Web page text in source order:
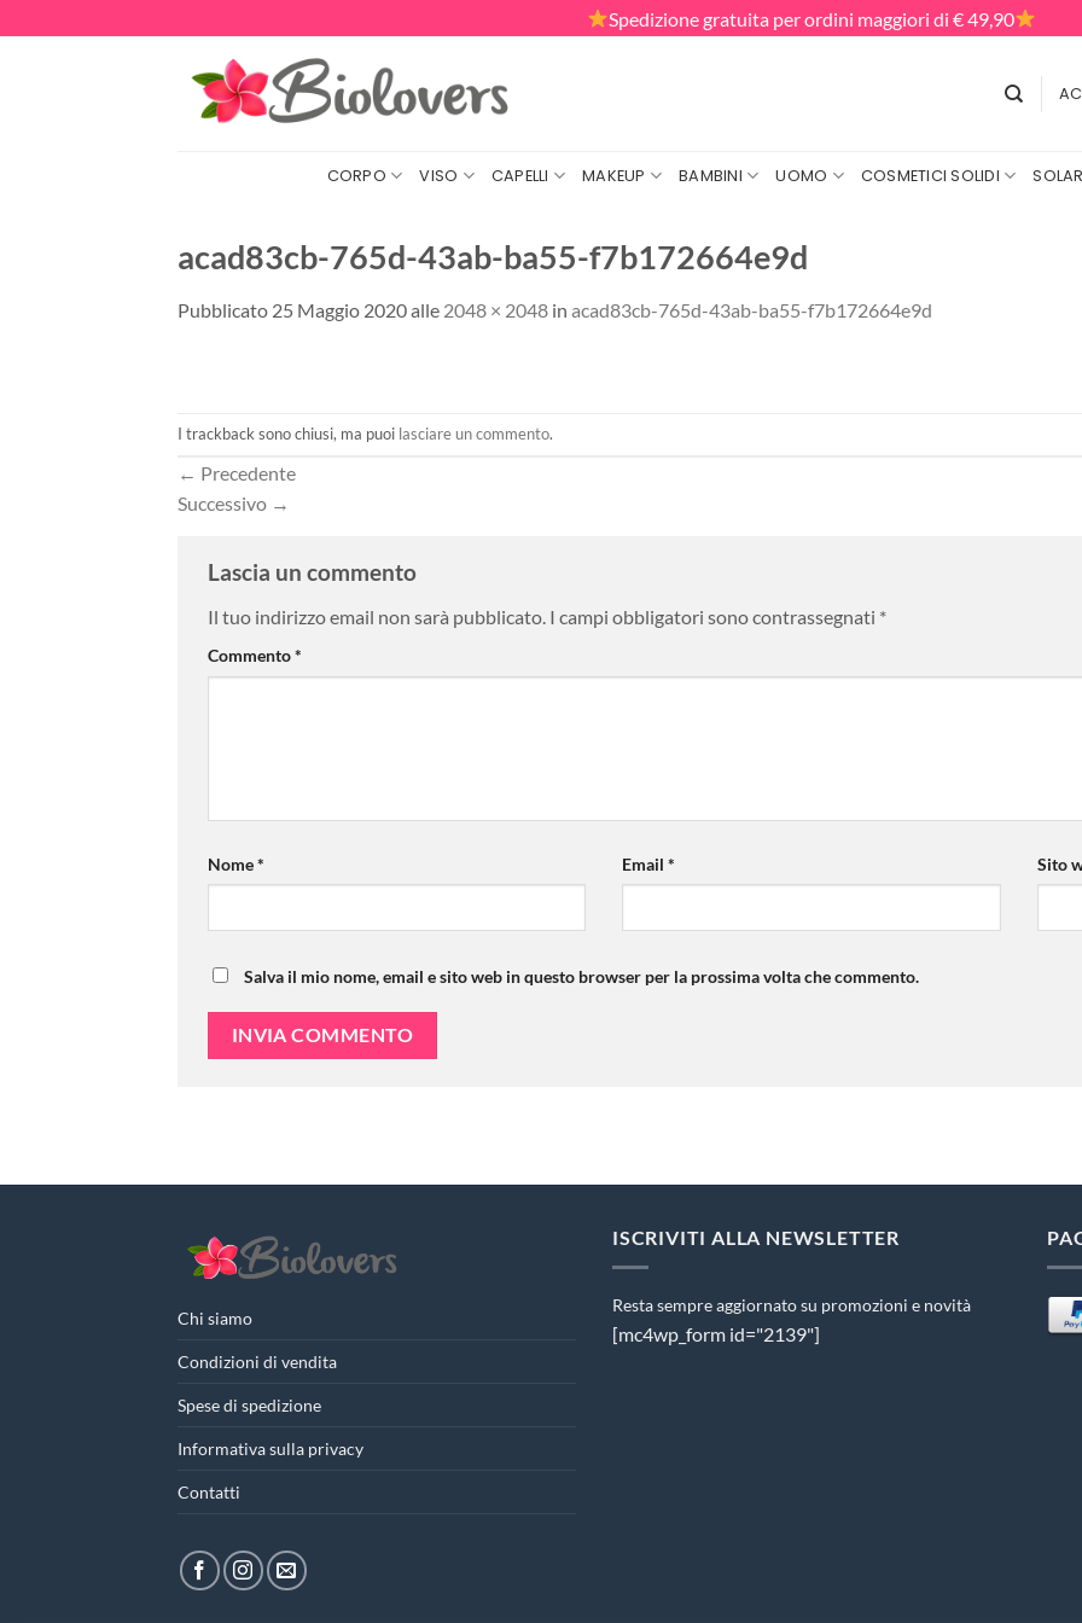
ai
Spedizione gratuita per ordini maggiori di € 49,90
CORPO VISO CAPELLI MAKEUP BAMBINI UOMO COSMETICI SOLIDI
acad83cb-765d-43ab-ba55-f7b172664e9d
Pubblicato 25 Maggio 2020alle 2048 × 2048 in acad83cb-765d-43ab-ba55-f7b172664e9d
I trackback sono chiusi, ma puoi lasciare un commento.
← Precedente
Successivo →
Lascia un commento
Il tuo indirizzo email non sarà pubblicato. I campi obbligatori sono contrassegnati *
Commento*
Nome* Email* Sito
Salva il mio nome, email e sito web in questo browser per la prossima volta che commento.
Chi siamo
Condizioni di vendita
Spese di spedizione
Informativa sulla privacy
Contatti
ISCRIVITI ALLA NEWSLETTER
Resta sempre aggiornato su promozioni e novità
[mc4wp_form id="2139"]